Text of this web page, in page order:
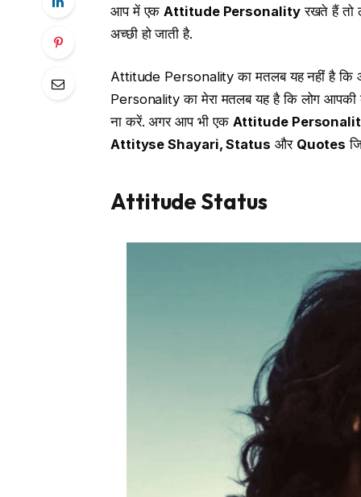
आप में एक Attitude Personalityरखते हैं तो
अच्छी हो जाती है.
Attitude Personality का मतलब यह नहीं है
Personality का मेरा मतलब यह है कि लोग
ना करें. अगर आप भी एक Attitude
Attityse Shayari, Status और Quotes
Attitude Status